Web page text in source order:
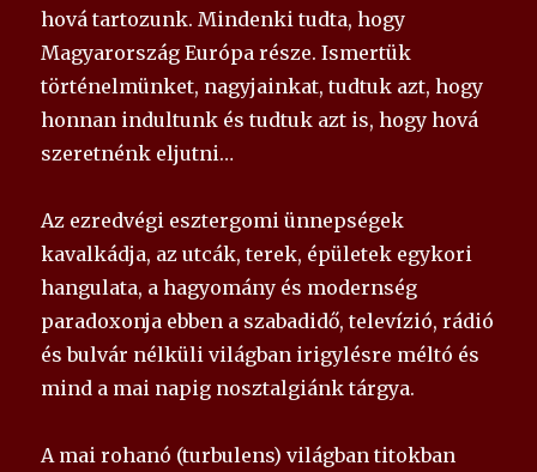
hová tartozunk. Mindenki tudta, hogy
Magyarország Európa része. Ismertük
történelmünket, nagyjainkat, tudtuk azt, hogy
honnan indultunk és tudtuk azt is, hogy hová
szeretnénk eljutni…
Az ezredvégi esztergomi ünnepségek
kavalkádja, az utcák, terek, épületek egykori
hangulata, a hagyomány és modernség
paradoxonja ebben a szabadidő, televízió, rádió
és bulvár nélküli világban irigylésre méltó és
mind a mai napig nosztalgiánk tárgya.
A mai rohanó (turbulens) világban titokban